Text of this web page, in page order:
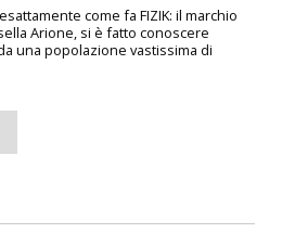
come fa FIZIK: il marchio
Arione, si è fatto conoscere
una popolazione vastissima di